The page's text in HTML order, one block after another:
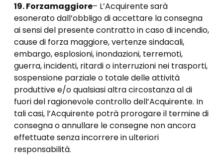
19. Forzamaggiore– L’Acquirente sarà
esonerato dall’obbligo di accettare la consegna
ai sensi del presente contratto in caso di incendio,
cause di forza maggiore, vertenze sindacali,
embargo, esplosioni, inondazioni, terremoti,
guerra, incidenti, ritardi o interruzioni nei trasporti,
sospensione parziale o totale delle attività
produttive e/o qualsiasi altra circostanza al di
fuori del ragionevole controllo dell’Acquirente. In
tali casi, l’Acquirente potrà prorogare il termine di
consegna o annullare le consegne non ancora
effettuate senza incorrere in ulteriori
responsabilità.